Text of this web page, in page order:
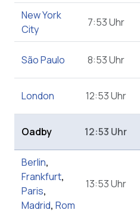
New York
City
7:53 Uhr
São Paulo 8:53 Uhr
London 12:53 Uhr
Oadby 12:53 Uhr
Berlin,
Frankfurt,
Paris,
Madrid, Rom
13:53 Uhr